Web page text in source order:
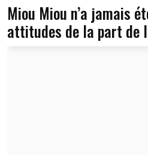
Miou Miou n’a jamais
attitudes de la part de